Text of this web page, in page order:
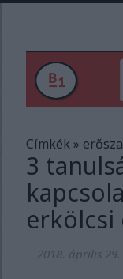
Címkék»
3
erkölcsi
2018. április 29.